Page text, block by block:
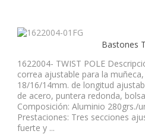
Bastones
1622004- TWIST POLE
correa ajustable para la
18/16/14mm. de longitud
de acero, puntera redonda,
Composición: Aluminio 280grs./
Prestaciones: Tres secciones
fuerte y ...